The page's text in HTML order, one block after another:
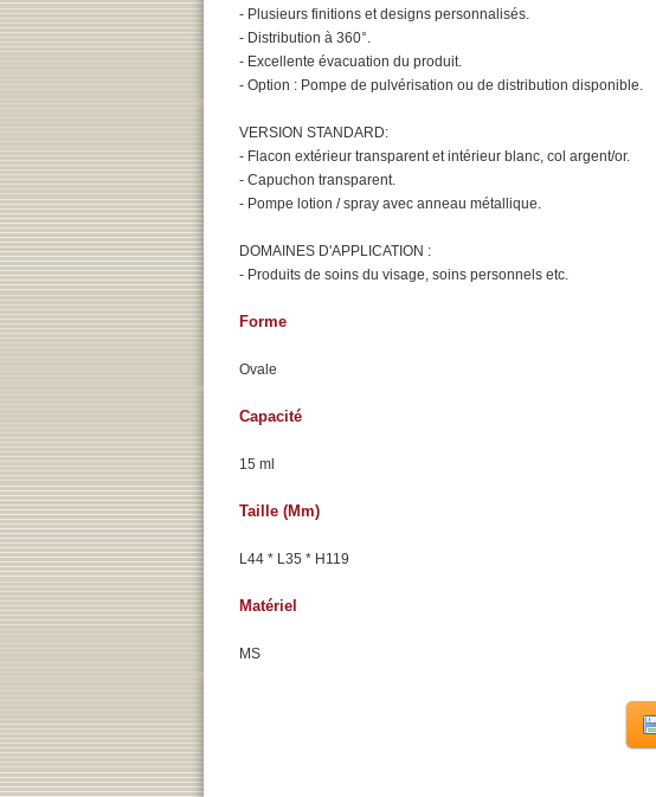
- Plusieurs finitions et designs personnalisés.
- Distribution à 360°.
- Excellente évacuation du produit.
- Option : Pompe de pulvérisation ou de distribution disponible.
VERSION STANDARD:
- Flacon extérieur transparent et intérieur blanc, col argent/or.
- Capuchon transparent.
- Pompe lotion / spray avec anneau métallique.
DOMAINES D'APPLICATION :
- Produits de soins du visage, soins personnels etc.
Forme
Ovale
Capacité
15 ml
Taille (mm)
L44 * L35 * H119
Matériel
MS